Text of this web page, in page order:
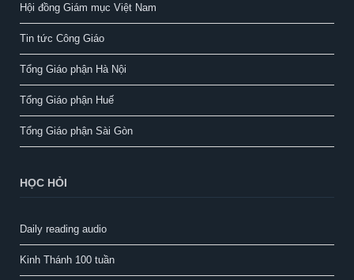
Hội đồng Giám mục Việt Nam
Tin tức Công Giáo
Tổng Giáo phận Hà Nội
Tổng Giáo phận Huế
Tổng Giáo phận Sài Gòn
HỌC HỎI
Daily reading audio
Kinh Thánh 100 tuần